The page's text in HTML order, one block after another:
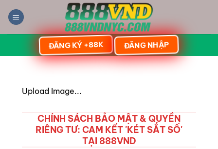
qua
ĐĂNG KÝ +88K ĐĂNG NHẬP
Upload Image...
CHÍNH SÁCH BẢO MẬT & QUYỀN
RIÊNG TƯ: CAM KẾT 'KÉT SẮT SỐ'
TẠI 888VND